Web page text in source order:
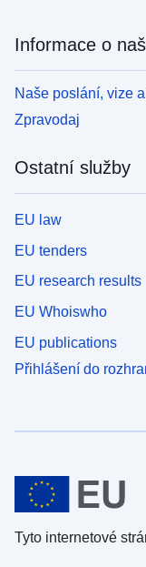
Informace o
Naše poslání, vize
Zpravodaj
Ostatní služby
EU law
EU tenders
EU research results
EU Whoiswho
EU publications
Přihlášení do
Tyto internetové